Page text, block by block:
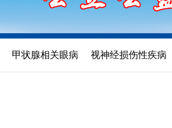
甲状腺相关眼病 视神经损伤性疾病